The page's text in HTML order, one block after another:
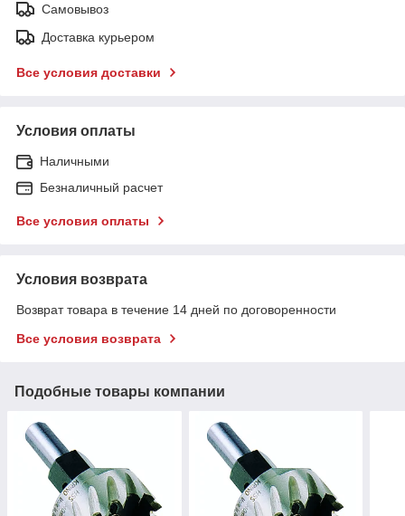
Самовывоз
Доставка курьером
Все условия доставки
Условия оплаты
Наличными
Безналичный расчет
Все условия оплаты
Условия возврата
Возврат товара в течение 14 дней по договоренности
Все условия возврата
Подобные товары компании